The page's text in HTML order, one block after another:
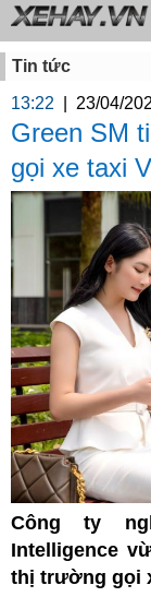
Tin tức
13:22
23/04/
Green SM
gọi xe taxi
Công ty
Intelligence
thị trường gọi